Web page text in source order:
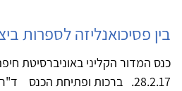
בין פסיכואנליזה לספרות
כנס המדור הקליני באוניברסיטת
28.2.17. ברכות ופתיחת הכנס